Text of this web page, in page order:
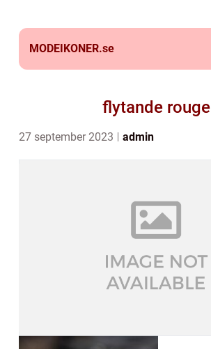
MODEIKONER.se
flytande rouge
27 september 2023 admin